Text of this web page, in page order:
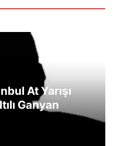
At Yarışı
Ganyan